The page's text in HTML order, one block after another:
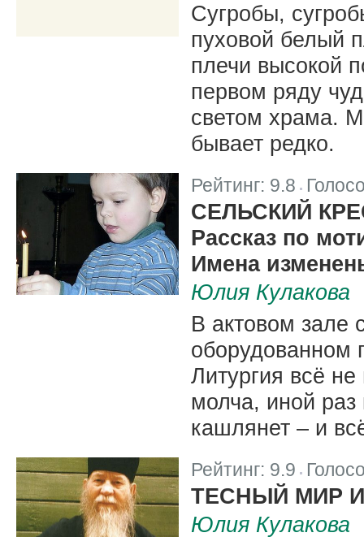
Сугробы,
пуховой белый
плечи высокой
первом ряду
светом храма.
бывает редко.
Рейтинг: 9.8
СЕЛЬСКИЙ
Рассказ по
Имена
Юлия Кулакова
В актовом зале
оборудованном
Литургия всё
молча, иной раз
кашлянет – и
Рейтинг: 9.9
ТЕСНЫЙ МИР
Юлия Кулакова